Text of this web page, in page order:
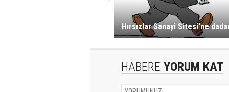
Hırsızlar Sanayi Sitesi'ne
HABERE YORUM KAT